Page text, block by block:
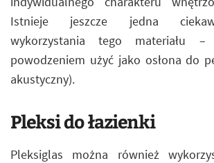
Istnieje jeszcze jedna
wykorzystania tego materiału
powodzeniem użyć jako osłona do
akustyczny).
Pleksi do łazienki
Pleksiglas można również